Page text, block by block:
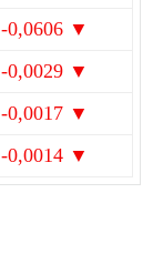
-0,0606 ▼
-0,0029 ▼
-0,0017 ▼
-0,0014 ▼